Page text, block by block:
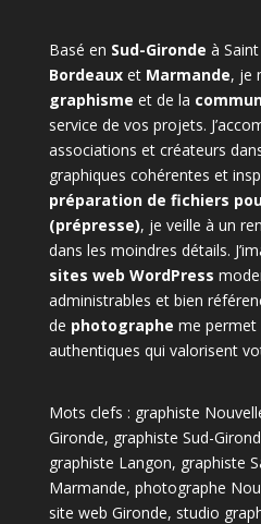
Basé en Sud-Gironde à
Bordeauxet Marmande, je
graphisme et de la
service de vos projets.
associations et créateurs
graphiques cohérentes et
préparation de fichiers
(prépresse), je veille à un
dans les moindres détails.
sites web WordPress
administrables et bien
de photographe me permet
authentiques qui valorisent
Mots clefs : graphiste
Gironde, graphiste Sud-
graphiste Langon, graphiste
Marmande, photographe
site web Gironde, studio